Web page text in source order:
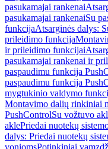
pasukamajai rankenai
pasukamajai rankenaiSu
funkcijaAtsarginės dalys:
prileidimo funkcija
ir prileidimo funkcijai
pasukamajai rankenai ir
paspaudimu funkcija
paspaudimu funkcija
mygtukinio valdymo
Montavimo dalių rinkiniai
PushControlSu vožtuvo
aklePriedai nuotekų
dalys: Priedai nuotekų
voniomsPotinkiniai